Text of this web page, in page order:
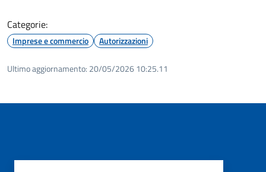
Categorie:
Imprese e commercio Autorizzazioni
Ultimo aggiornamento: 20/05/2026 10:25.11